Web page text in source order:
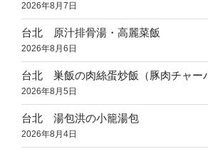
2026年8月7日
台北 原汁排骨湯・高麗菜飯
2026年8月6日
台北 巣飯の肉絲蛋炒飯（豚肉チャー
2026年8月5日
台北 湯包洪の小籠湯包
2026年8月4日